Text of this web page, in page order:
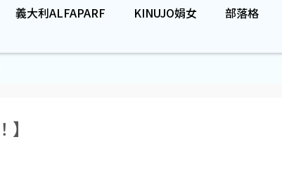
義大利ALFAPARF KINUJO娟女 部落格